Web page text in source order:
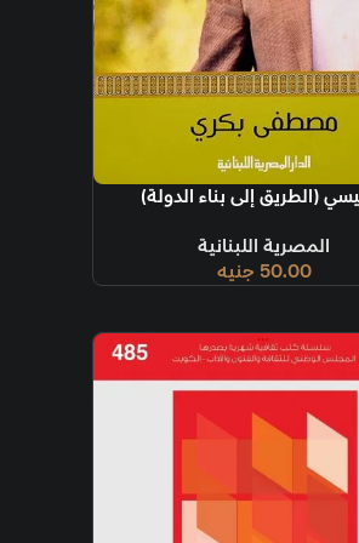
(الطريق إلى بناء الدولة)
المصرية اللبنانية
50.00 جنيه